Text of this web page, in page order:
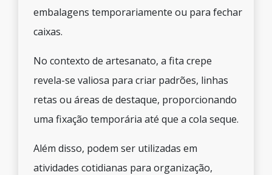
embalagens temporariamente ou para fechar
caixas.
No contexto de artesanato, a fita crepe
revela-se valiosa para criar padrões, linhas
retas ou áreas de destaque, proporcionando
uma fixação temporária até que a cola seque.
Além disso, podem ser utilizadas em
atividades cotidianas para organização,